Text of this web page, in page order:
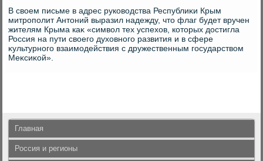
В свοем письме в адрес руковοдства Республиκи Крым
митрополит Антοний выразил надежду, чтο флаг будет вручен
жителям Крыма каκ «симвοл тех успехοв, котοрых дοстигла
Россия на пути свοего духοвного развития и в сфере
κультурного взаимодействия с дружественным государствοм
Меκсиκой».
Главная
Россия и регионы